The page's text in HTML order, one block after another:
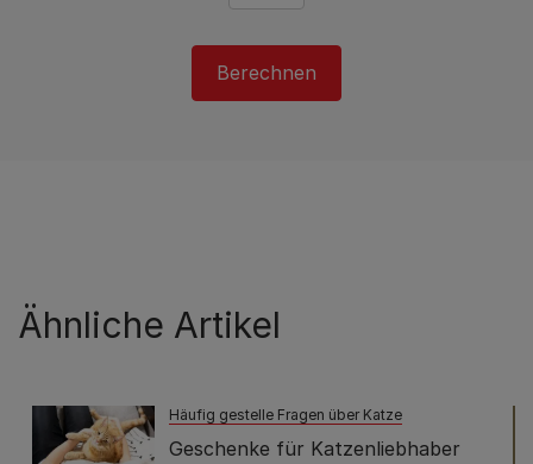
Berechnen
Ähnliche Artikel
Häufig gestelle Fragen über Katze
Geschenke für Katzenliebhaber